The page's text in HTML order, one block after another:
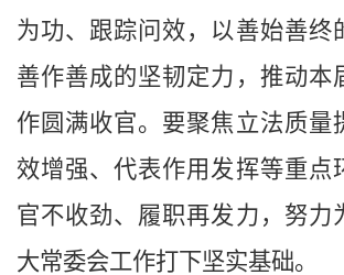
为功、跟踪问效，以善始善终
善作善成的坚韧定力，推动本
作圆满收官。要聚焦立法质量
效增强、代表作用发挥等重点
官不收劲、履职再发力，努力
大常委会工作打下坚实基础。